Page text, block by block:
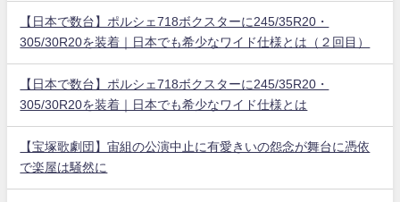
【日本で数台】ポルシェ718ボクスターに245/35R20・
305/30R20を装着｜日本でも希少なワイド仕様とは（２回目）
【日本で数台】ポルシェ718ボクスターに245/35R20・
305/30R20を装着｜日本でも希少なワイド仕様とは
【宝塚歌劇団】宙組の公演中止に有愛きいの怨念が舞台に憑依
で楽屋は騒然に